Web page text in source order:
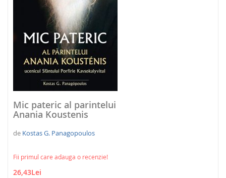
Mic pateric al parintelui
Anania Koustenis
de Kostas G. Panagopoulos
Fii primul care adauga o recenzie!
26,43Lei